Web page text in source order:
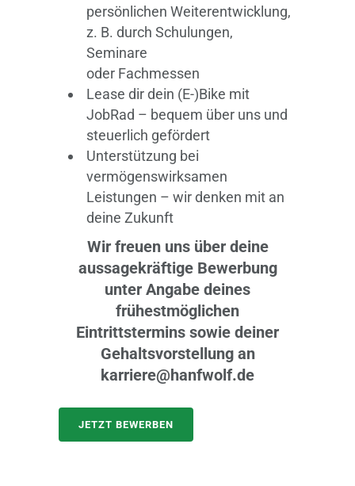
persönlichen Weiterentwicklung,
z. B. durch Schulungen,
Seminare
oder Fachmessen
Lease dir dein (E-)Bike mit
JobRad – bequem über uns und
steuerlich gefördert
Unterstützung bei
vermögenswirksamen
Leistungen – wir denken mit an
deine Zukunft
Wir freuen uns über deine
aussagekräftige Bewerbung
unter Angabe deines
frühestmöglichen
Eintrittstermins sowie deiner
Gehaltsvorstellung an
karriere@hanfwolf.de